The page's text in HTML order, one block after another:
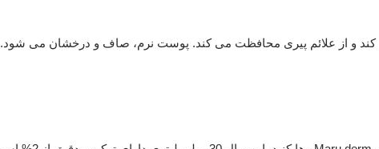
و از علائم پیری محافظت می کند. پوست نرم، صاف و درخشان می شود.